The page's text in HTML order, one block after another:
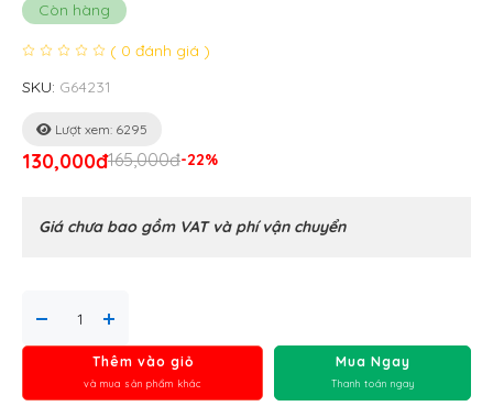
Còn hàng
( 0 đánh giá )
SKU: G64231
Lượt xem: 6295
130,000đ165,000đ-22%
Giá chưa bao gồm VAT và phí vận chuyển
Thêm vào giỏ
và mua sản phẩm khác
Mua Ngay
Thanh toán ngay